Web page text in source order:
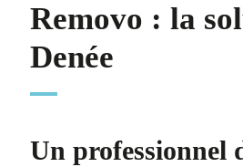
Removo : la
Denée
Un professionnel